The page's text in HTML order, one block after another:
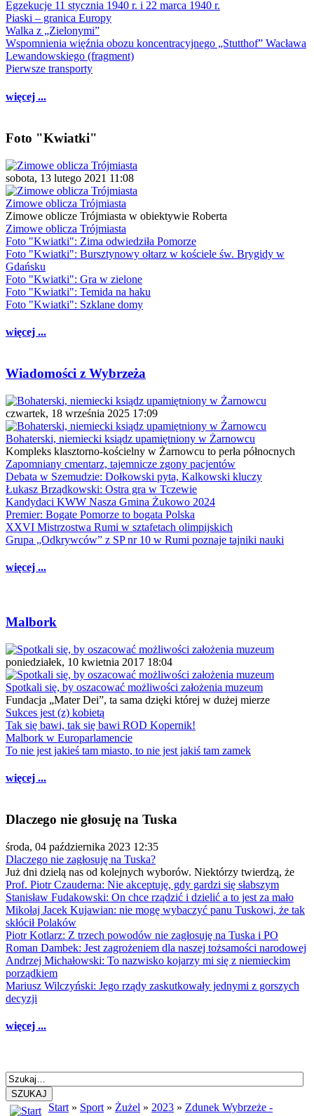
Egzekucje 11 stycznia 1940 r. i 22 marca 1940 r.
Piaski – granica Europy
Walka z „Zielonymi”
Wspomnienia więźnia obozu koncentracyjnego „Stutthof” Wacława
Lewandowskiego (fragment)
Pierwsze transporty
więcej ...
Foto "Kwiatki"
sobota, 13 lutego 2021 11:08
Zimowe oblicza Trójmiasta
Zimowe oblicze Trójmiasta w obiektywie Roberta
Zimowe oblicza Trójmiasta
Foto "Kwiatki": Zima odwiedziła Pomorze
Foto "Kwiatki": Bursztynowy ołtarz w kościele św. Brygidy w
Gdańsku
Foto "Kwiatki": Gra w zielone
Foto "Kwiatki": Temida na haku
Foto "Kwiatki": Szklane domy
więcej ...
Wiadomości z Wybrzeża
czwartek, 18 września 2025 17:09
Bohaterski, niemiecki ksiądz upamiętniony w Żarnowcu
Kompleks klasztorno-kościelny w Żarnowcu to perła północnych
Zapomniany cmentarz, tajemnicze zgony pacjentów
Debata w Szemudzie: Dołkowski pyta, Kalkowski kluczy
Łukasz Brządkowski: Ostra gra w Tczewie
Kandydaci KWW Nasza Gmina Żukowo 2024
Premier: Bogate Pomorze to bogata Polska
XXVI Mistrzostwa Rumi w sztafetach olimpijskich
Grupa „Odkrywców” z SP nr 10 w Rumi poznaje tajniki nauki
więcej ...
Malbork
poniedziałek, 10 kwietnia 2017 18:04
Spotkali się, by oszacować możliwości założenia muzeum
Fundacja „Mater Dei”, ta sama dzięki której w dużej mierze
Sukces jest (z) kobietą
Tak się bawi, tak się bawi ROD Kopernik!
Malbork w Europarlamencie
To nie jest jakieś tam miasto, to nie jest jakiś tam zamek
więcej ...
Dlaczego nie głosuję na Tuska
środa, 04 października 2023 12:35
Dlaczego nie zagłosuję na Tuska?
Już dni dzielą nas od kolejnych wyborów. Niektórzy twierdzą, że
Prof. Piotr Czauderna: Nie akceptuję, gdy gardzi się słabszym
Stanisław Fudakowski: On chce rządzić i dzielić a to jest za mało
Mikołaj Jacek Kujawian: nie mogę wybaczyć panu Tuskowi, że tak
skłócił Polaków
Piotr Kotlarz: Z trzech powodów nie zagłosuję na Tuska i PO
Roman Dambek: Jest zagrożeniem dla naszej tożsamości narodowej
Andrzej Michałowski: To nazwisko kojarzy mi się z niemieckim
porządkiem
Mariusz Wilczyński: Jego rządy zaskutkowały jednymi z gorszych
decyzji
więcej ...
SZUKAJ
Start » Sport » Żużel » 2023 » Zdunek Wybrzeże -